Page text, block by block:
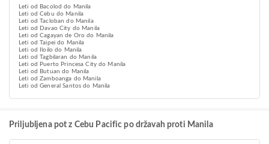
Leti od Bacolod do Manila
Leti od Cebu do Manila
Leti od Tacloban do Manila
Leti od Davao City do Manila
Leti od Cagayan de Oro do Manila
Leti od Taipei do Manila
Leti od Iloilo do Manila
Leti od Tagbilaran do Manila
Leti od Puerto Princesa City do Manila
Leti od Butuan do Manila
Leti od Zamboanga do Manila
Leti od General Santos do Manila
Priljubljena pot z Cebu Pacific po državah proti Manila